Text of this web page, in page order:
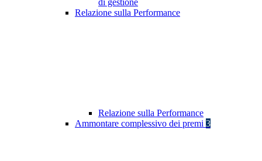
di gestione
Relazione sulla Performance
Relazione sulla Performance
Ammontare complessivo dei premi 3